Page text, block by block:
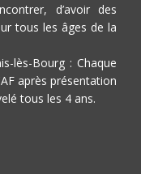
d’avoir des
tous les âges de la
lès-Bourg : Chaque
après présentation
tous les 4 ans.